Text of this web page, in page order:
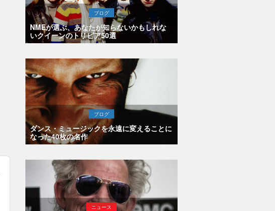
ブログ
NMEが選ぶ、あなたが知らないかもしれな
いクイーンのトリビア50選
ブログ
ダンス・ミュージックを永遠に変えることに
なった40枚の名作
ニュース